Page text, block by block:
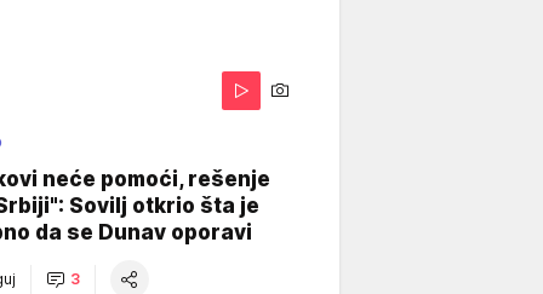
neće pomoći, rešenje
Sovilj otkrio šta je
da se Dunav oporavi
3